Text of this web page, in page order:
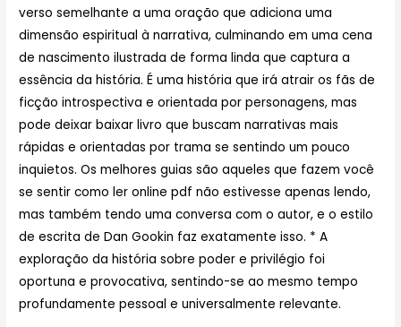
verso semelhante a uma oração que adiciona uma
dimensão espiritual à narrativa, culminando em uma cena
de nascimento ilustrada de forma linda que captura a
essência da história. É uma história que irá atrair os fãs de
ficção introspectiva e orientada por personagens, mas
pode deixar baixar livro que buscam narrativas mais
rápidas e orientadas por trama se sentindo um pouco
inquietos. Os melhores guias são aqueles que fazem você
se sentir como ler online pdf não estivesse apenas lendo,
mas também tendo uma conversa com o autor, e o estilo
de escrita de Dan Gookin faz exatamente isso. * A
exploração da história sobre poder e privilégio foi
oportuna e provocativa, sentindo-se ao mesmo tempo
profundamente pessoal e universalmente relevante.